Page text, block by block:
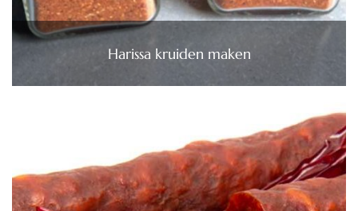
Harissa kruiden maken